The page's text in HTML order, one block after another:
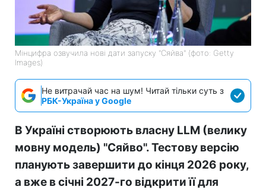
Мінцифра озвучила нові дати запуску "Сяйва" (фото: Getty
Images)
Не витрачай час на шум! Читай тільки суть з
РБК-Україна у Google
В Україні створюють власну LLM (велику
мовну модель) "Сяйво". Тестову версію
планують завершити до кінця 2026 року,
а вже в січні 2027-го відкрити її для